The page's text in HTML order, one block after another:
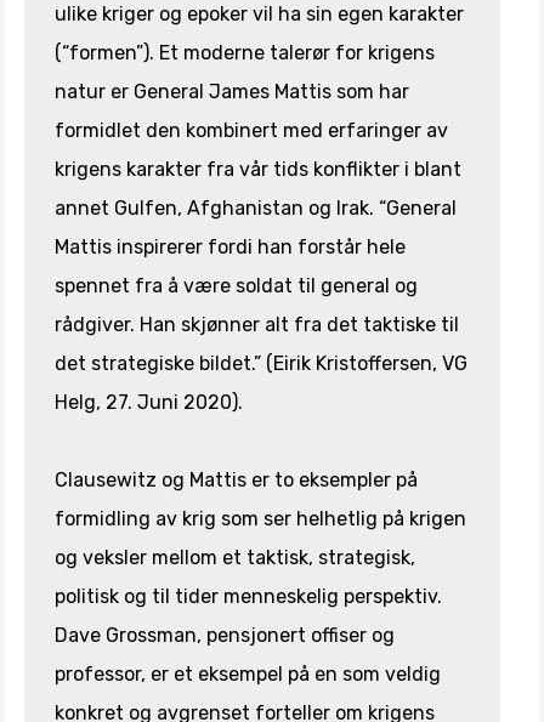
ulike kriger og epoker vil ha sin egen karakter
(“formen”). Et moderne talerør for krigens
natur er General James Mattis som har
formidlet den kombinert med erfaringer av
krigens karakter fra vår tids konflikter i blant
annet Gulfen, Afghanistan og Irak. “General
Mattis inspirerer fordi han forstår hele
spennet fra å være soldat til general og
rådgiver. Han skjønner alt fra det taktiske til
det strategiske bildet.” (Eirik Kristoffersen, VG
Helg, 27. Juni 2020).
Clausewitz og Mattis er to eksempler på
formidling av krig som ser helhetlig på krigen
og veksler mellom et taktisk, strategisk,
politisk og til tider menneskelig perspektiv.
Dave Grossman, pensjonert offiser og
professor, er et eksempel på en som veldig
konkret og avgrenset forteller om krigens